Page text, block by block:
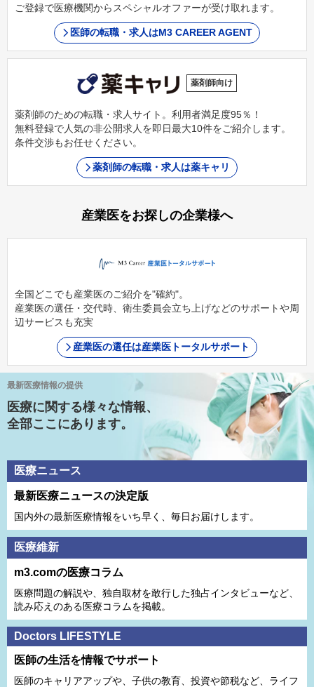
ご登録で医療機関からスペシャルオファーが受け取れます。
医師の転職・求人はM3 CAREER AGENT
薬剤師向け
薬剤師のための転職・求人サイト。利用者満足度95％！
無料登録で人気の非公開求人を即日最大10件をご紹介します。
条件交渉もお任せください。
薬剤師の転職・求人は薬キャリ
産業医をお探しの企業様へ
全国どこでも産業医のご紹介を"確約"。
産業医の選任・交代時、衛生委員会立ち上げなどのサポートや周
辺サービスも充実
産業医の選任は産業医トータルサポート
最新医療情報の提供
医療に関する様々な情報、
全部ここにあります。
医療ニュース
最新医療ニュースの決定版
国内外の最新医療情報をいち早く、毎日お届けします。
医療維新
m3.comの医療コラム
医療問題の解説や、独⾃取材を敢⾏した独占インタビューなど、
読み応えのある医療コラムを掲載。
Doctors LIFESTYLE
医師の生活を情報でサポート
医師のキャリアアップや、子供の教育、投資や節税など、ライフ